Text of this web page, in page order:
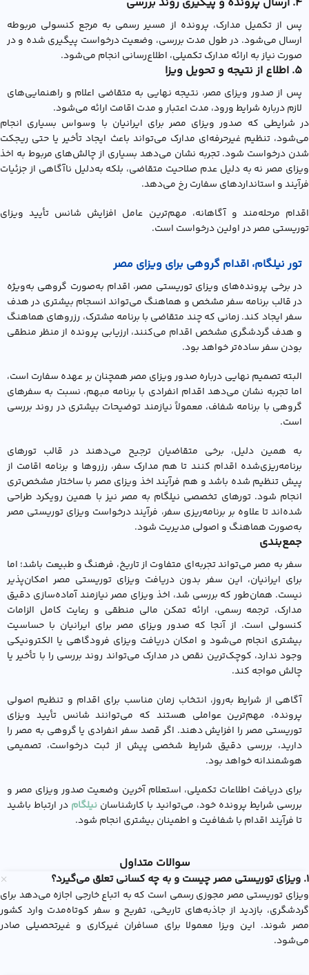
پس از تکمیل مدارک، پرونده از مسیر رسمی به مرجع کنسولی مربوطه
ارسال می‌شود. در طول مدت بررسی، وضعیت درخواست پیگیری شده و در
صورت نیاز به ارائه مدارک تکمیلی، اطلاع‌رسانی انجام می‌شود.
۵. اطلاع از نتیجه و تحویل ویزا
پس از صدور ویزای مصر، نتیجه نهایی به متقاضی اعلام و راهنمایی‌های
لازم درباره شرایط ورود، مدت اعتبار و مدت اقامت ارائه می‌شود.
در شرایطی که صدور ویزای مصر برای ایرانیان با وسواس بسیاری انجام
می‌شود، تنظیم غیرحرفه‌ای مدارک می‌تواند باعث ایجاد تأخیر یا حتی ریجکت
شدن درخواست شود. تجربه نشان می‌دهد بسیاری از چالش‌های مربوط به اخذ
ویزای مصر نه به دلیل عدم صلاحیت متقاضی، بلکه به‌دلیل ناآگاهی از جزئیات
فرآیند و استانداردهای سفارت رخ می‌دهد.
اقدام مرحله‌مند و آگاهانه، مهم‌ترین عامل افزایش شانس تأیید ویزای
توریستی مصر در اولین درخواست است.
تور نیلگام، اقدام گروهی برای ویزای مصر
در برخی پرونده‌های ویزای توریستی مصر، اقدام به‌صورت گروهی به‌ویژه
در قالب برنامه سفر مشخص و هماهنگ می‌تواند انسجام بیشتری در هدف
سفر ایجاد کند. زمانی که چند متقاضی با برنامه مشترک، رزروهای هماهنگ
و هدف گردشگری مشخص اقدام می‌کنند، ارزیابی پرونده از منظر منطقی
بودن سفر ساده‌تر خواهد بود.
البته تصمیم نهایی درباره صدور ویزای مصر همچنان بر عهده سفارت است،
اما تجربه نشان می‌دهد اقدام انفرادی با برنامه مبهم، نسبت به سفرهای
گروهی با برنامه شفاف، معمولاً نیازمند توضیحات بیشتری در روند بررسی
است.
به همین دلیل، برخی متقاضیان ترجیح می‌دهند در قالب تورهای
برنامه‌ریزی‌شده اقدام کنند تا هم مدارک سفر، رزروها و برنامه اقامت از
پیش تنظیم شده باشد و هم فرآیند اخذ ویزای مصر با ساختار مشخص‌تری
انجام شود. تورهای تخصصی نیلگام به مصر نیز با همین رویکرد طراحی
شده‌اند تا علاوه بر برنامه‌ریزی سفر، فرآیند درخواست ویزای توریستی مصر
به‌صورت هماهنگ و اصولی مدیریت شود.
جمع‌بندی
سفر به مصر می‌تواند تجربه‌ای متفاوت از تاریخ، فرهنگ و طبیعت باشد؛ اما
برای ایرانیان، این سفر بدون دریافت ویزای توریستی مصر امکان‌پذیر
نیست. همان‌طور که بررسی شد، اخذ ویزای مصر نیازمند آماده‌سازی دقیق
مدارک، ترجمه رسمی، ارائه تمکن مالی منطقی و رعایت کامل الزامات
کنسولی است. از آنجا که صدور ویزای مصر برای ایرانیان با حساسیت
بیشتری انجام می‌شود و امکان دریافت ویزای فرودگاهی یا الکترونیکی
وجود ندارد، کوچک‌ترین نقص در مدارک می‌تواند روند بررسی را با تأخیر یا
چالش مواجه کند.
آگاهی از شرایط به‌روز، انتخاب زمان مناسب برای اقدام و تنظیم اصولی
پرونده، مهم‌ترین عواملی هستند که می‌توانند شانس تأیید ویزای
توریستی مصر را افزایش دهند. اگر قصد سفر انفرادی یا گروهی به مصر را
دارید، بررسی دقیق شرایط شخصی پیش از ثبت درخواست، تصمیمی
هوشمندانه خواهد بود.
برای دریافت اطلاعات تکمیلی، استعلام آخرین وضعیت صدور ویزای مصر و
بررسی شرایط پرونده خود، می‌توانید با کارشناسان نیلگام در ارتباط باشید
تا فرآیند اقدام با شفافیت و اطمینان بیشتری انجام شود.
سوالات متداول
1. ویزای توریستی مصر چیست و به چه کسانی تعلق می‌گیرد؟
ویزای توریستی مصر مجوزی رسمی است که به اتباع خارجی اجازه می‌دهد برای
گردشگری، بازدید از جاذبه‌های تاریخی، تفریح و سفر کوتاه‌مدت وارد کشور
مصر شوند. این ویزا معمولا برای مسافران غیرکاری و غیرتحصیلی صادر
می‌شود.